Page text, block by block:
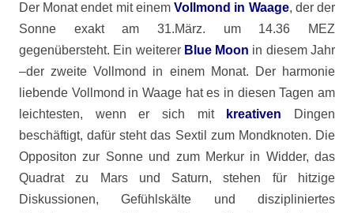
Der Monat endet mit einemVollmond in Waage, der der
Sonne exakt am 31.März. um 14.36 MEZ
gegenübersteht. Ein weiterer Blue Moon in diesem Jahr
–der zweite Vollmond in einem Monat. Der harmonie
liebende Vollmond in Waage hat es in diesen Tagen am
leichtesten, wenn er sich mit
kreativen Dingen
beschäftigt, dafür steht das Sextil zum Mondknoten. Die
Oppositon zur Sonne und zum Merkur in Widder, das
Quadrat zu Mars und Saturn, stehen für hitzige
Diskussionen, Gefühlskälte und diszipliniertes